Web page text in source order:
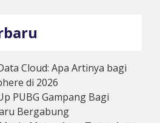
Cloud: Apa Artinya bagi
di 2026
PUBG Gampang Bagi
Bergabung